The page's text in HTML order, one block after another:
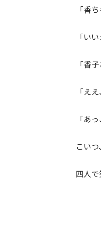
「香
「い
「香
「え
「あ
こい
四人